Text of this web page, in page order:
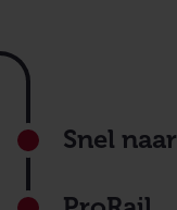
Footer
Snel naar